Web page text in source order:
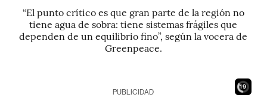
“El punto crítico es que gran parte de la región no
tiene agua de sobra: tiene sistemas frágiles que
dependen de un equilibrio fino”, según la vocera de
Greenpeace.
17
PUBLICIDAD